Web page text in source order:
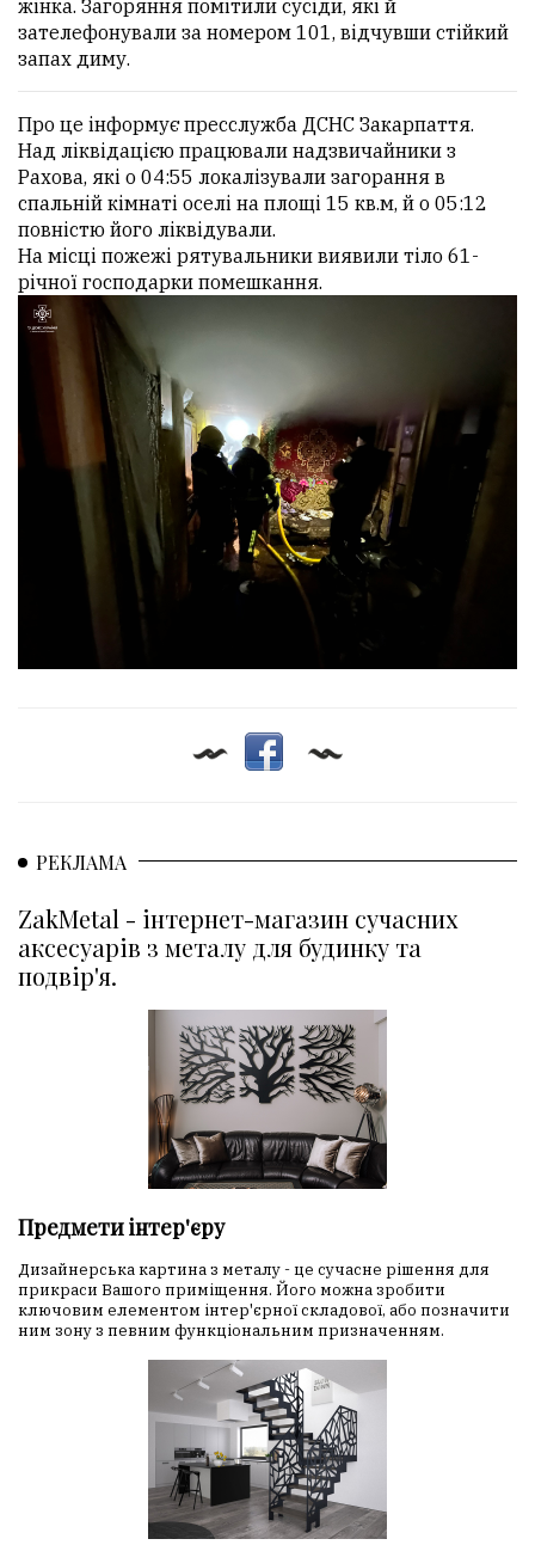
жінка. Загоряння помітили сусіди, які й
зателефонували за номером 101, відчувши стійкий
запах диму.
Про це інформує пресслужба ДСНС Закарпаття.
Над ліквідацією працювали надзвичайники з
Рахова, які о 04:55 локалізували загорання в
спальній кімнаті оселі на площі 15 кв.м, й о 05:12
повністю його ліквідували.
На місці пожежі рятувальники виявили тіло 61-
річної господарки помешкання.
РЕКЛАМА
ZakMetal - інтернет-магазин сучасних
аксесуарів з металу для будинку та
подвір'я.
Предмети інтер'єру
Дизайнерська картина з металу - це сучасне рішення для
прикраси Вашого приміщення. Його можна зробити
ключовим елементом інтер'єрної складової, або позначити
ним зону з певним функціональним призначенням.